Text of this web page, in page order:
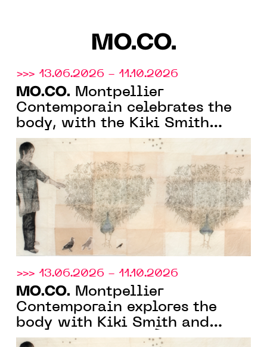
MO.CO.
>>> 13.06.2026 - 11.10.2026
MO.CO. Montpellier
Contemporain celebrates the
body, with the Kiki Smith
monograph exhibition and the
group show "À fleur de peau"
>>> 13.06.2026 - 11.10.2026
MO.CO. Montpellier
Contemporain explores the
body with Kiki Smith and
monstrosity with “À fleur de